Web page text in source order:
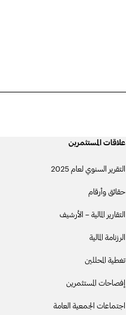
علاقات المستثمرين
التقرير السنوي لعام 2025
حقائق وأرقام
التقارير المالية – الأرشيف
الرزنامة المالية
تغطية المحللين
إفصاحات المستثمرين
اجتماعات الجمعية العامة